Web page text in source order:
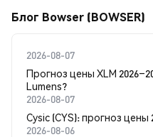
Блог Bowser (BOWSER)
2026-08-07
Прогноз цены XLM
Lumens?
2026-08-07
Cysic (CYS): прогноз
2026-08-06